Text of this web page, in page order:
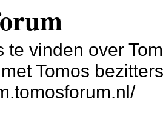
te vinden over
Tomos